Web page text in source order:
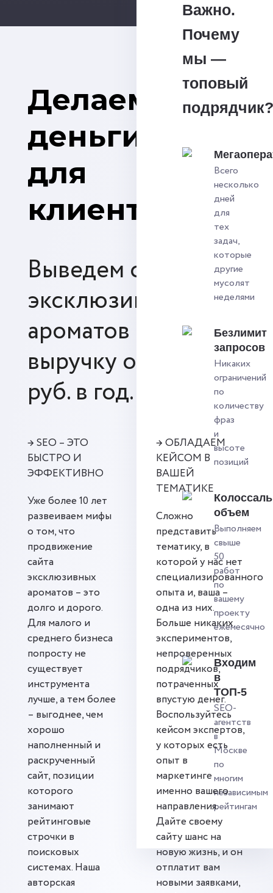
Делаем
деньги
для
клиентов
Выведем сайт
эксклюзивных
ароматов на
выручку от 20 млн.
руб. в год.
Важно.
Почему
мы —
топовый
подрядчик?
Всего
несколько
дней
для
тех
задач,
которые
другие
мусолят
неделями
Безлимит
запросов
Никаких
ограничений
по
количеству
фраз
и
высоте
позиций
объем
Выполняем
свыше
50
работ
по
вашему
проекту
ежемесячно
Входим
в
ТОП-5
SEO-
агентств
в
Москве
по
многим
независимым
рейтингам
→ SEO – ЭТО
БЫСТРО И
ЭФФЕКТИВНО
Уже более 10 лет
развеиваем мифы
о том, что
продвижение
сайта
эксклюзивных
ароматов – это
долго и дорого.
Для малого и
среднего бизнеса
попросту не
существует
инструмента
лучше, а тем более
– выгоднее, чем
хорошо
наполненный и
раскрученный
сайт, позиции
которого
занимают
рейтинговые
строчки в
поисковых
системах. Наша
авторская
→ ОБЛАДАЕМ
КЕЙСОМ В
ВАШЕЙ
ТЕМАТИКЕ
Сложно
представить
тематику, в
которой у нас нет
специализированного
опыта и, ваша –
одна из них.
Больше никаких
экспериментов,
непроверенных
подрядчиков,
потраченных
впустую денег.
Воспользуйтесь
кейсом экспертов,
у которых есть
опыт в
маркетинге
именно вашего
направления.
Дайте своему
сайту шанс на
новую жизнь, и он
отплатит вам
новыми заявками,